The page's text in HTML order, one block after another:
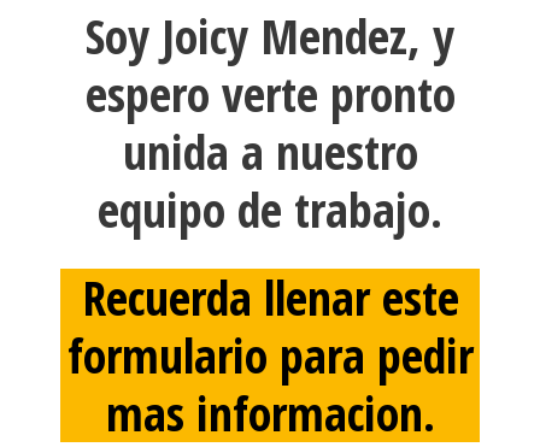
Soy Joicy Mendez, y
espero verte pronto
unida a nuestro
equipo de trabajo.
Recuerda llenar este
formulario para pedir
mas informacion.